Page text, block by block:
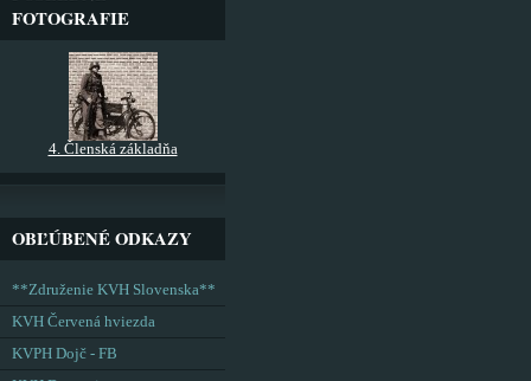
FOTOGRAFIE
4. Členská základňa
OBĽÚBENÉ ODKAZY
**Združenie KVH Slovenska**
KVH Červená hviezda
KVPH Dojč - FB